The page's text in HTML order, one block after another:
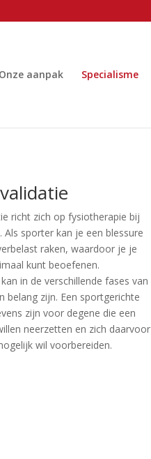
Onze aanpak Specialisme
richt zich op fysiotherapie bij
Als sporter kan je een blessure
raken, waardoor je je
kunt beoefenen.
in de verschillende fases van
belang zijn. Een sportgerichte
zijn voor degene die een
neerzetten en zich daarvoor
wil voorbereiden.